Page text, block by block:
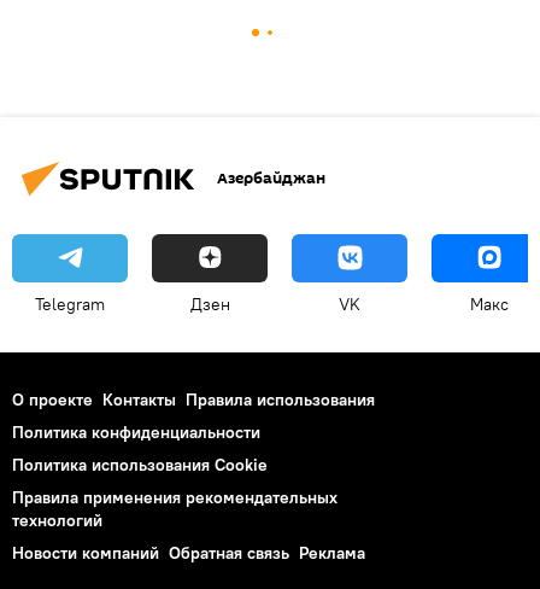
Азербайджан
Telegram Дзен VK Макс
О проекте Контакты Правила использования
Политика конфиденциальности
Политика использования Cookie
Правила применения рекомендательных
технологий
Новости компаний Обратная связь Реклама